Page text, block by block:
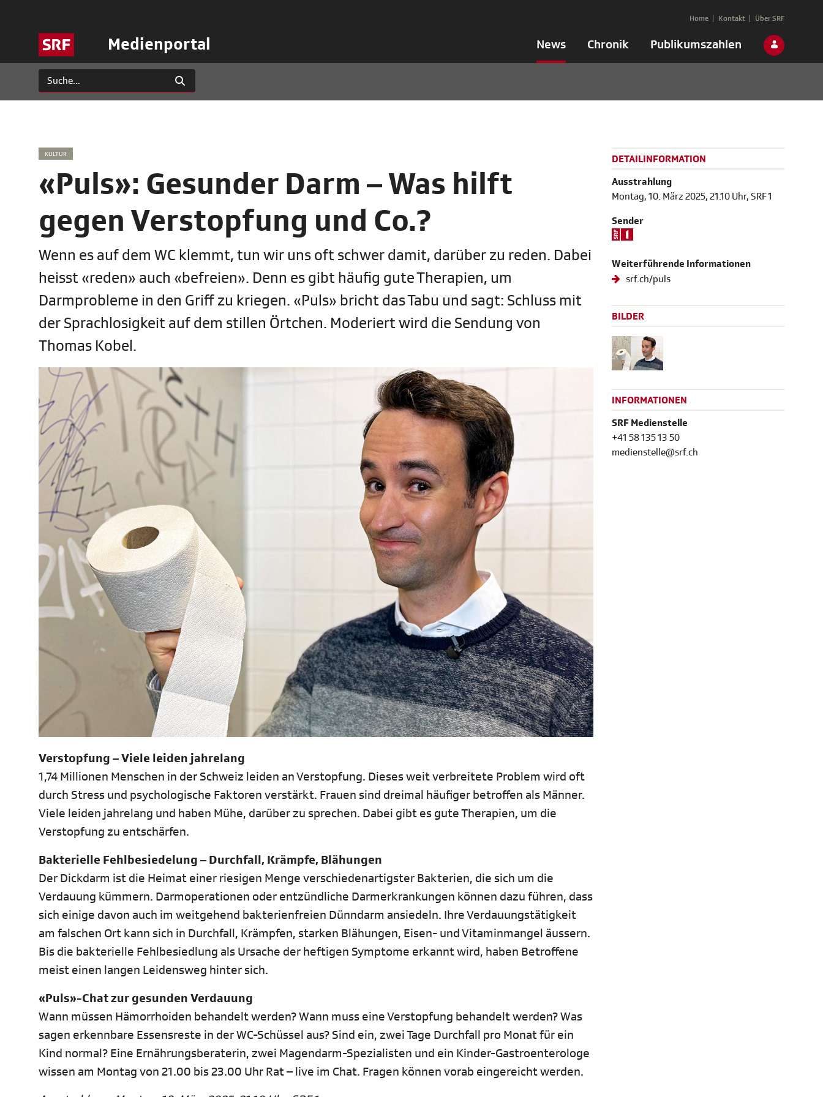
Medienportal News Chronik Publikumszahlen
Home Kontakt Über SRF
KULTUR
«Puls»: Gesunder Darm – Was hilft
gegen Verstopfung und Co.?
Wenn es auf dem WC klemmt, tun wir uns oft schwer damit, darüber zu reden. Dabei
heisst «reden» auch «befreien». Denn es gibt häufig gute Therapien, um
Darmprobleme in den Griff zu kriegen. «Puls» bricht das Tabu und sagt: Schluss mit
der Sprachlosigkeit auf dem stillen Örtchen. Moderiert wird die Sendung von
Thomas Kobel.
Verstopfung – Viele leiden jahrelang
1,74 Millionen Menschen in der Schweiz leiden an Verstopfung. Dieses weit verbreitete Problem wird oft
durch Stress und psychologische Faktoren verstärkt. Frauen sind dreimal häufiger betroffen als Männer.
Viele leiden jahrelang und haben Mühe, darüber zu sprechen. Dabei gibt es gute Therapien, um die
Verstopfung zu entschärfen.
Bakterielle Fehlbesiedelung – Durchfall, Krämpfe, Blähungen
Der Dickdarm ist die Heimat einer riesigen Menge verschiedenartigster Bakterien, die sich um die
Verdauung kümmern. Darmoperationen oder entzündliche Darmerkrankungen können dazu führen, dass
sich einige davon auch im weitgehend bakterienfreien Dünndarm ansiedeln. Ihre Verdauungstätigkeit
am falschen Ort kann sich in Durchfall, Krämpfen, starken Blähungen, Eisen- und Vitaminmangel äussern.
Bis die bakterielle Fehlbesiedlung als Ursache der heftigen Symptome erkannt wird, haben Betroffene
meist einen langen Leidensweg hinter sich.
«Puls»-Chat zur gesunden Verdauung
Wann müssen Hämorrhoiden behandelt werden? Wann muss eine Verstopfung behandelt werden? Was
sagen erkennbare Essensreste in der WC-Schüssel aus? Sind ein, zwei Tage Durchfall pro Monat für ein
Kind normal? Eine Ernährungsberaterin, zwei Magendarm-Spezialisten und ein Kinder-Gastroenterologe
wissen am Montag von 21.00 bis 23.00 Uhr Rat – live im Chat. Fragen können vorab eingereicht werden.
DETAILINFORMATION
Ausstrahlung
Montag, 10. März 2025, 21.10 Uhr, SRF 1
Sender
Weiterführende Informationen
srf.ch/puls
BILDER
INFORMATIONEN
SRF Medienstelle
+41 58 135 13 50
medienstelle@srf.ch